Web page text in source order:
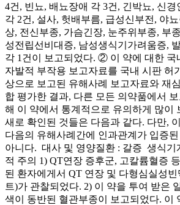
4건, 빈뇨, 배뇨장애 각 3건, 긴박뇨, 신경
각 2건, 설사, 헛배부름, 급성신부전, 야
상, 전신부종, 가슴긴장, 눈주위부종, 부
성전립선비대증, 남성생식기가려움증,
각 1건이 보고되었다. ② 이 약에 대한 국
자발적 부작용 보고자료를 국내 시판 허
상으로 보고된 유해사례 보고자료와 재
합 평가한 결과, 다른 모든 의약품에서 보
해 이 약에서 통계적으로 유의하게 많이
새로 확인된 것들은 다음과 같다. 다만,
다음의 유해사례간에 인과관계가 입증
아니다. ­ 대사 및 영양질환 : 갈증 ­ 생식기
적 주의 1) QT연장 증후군, 고칼륨혈증
된 환자에게서 QT 연장 및 다형심실성
트)가 관찰되었다. 2) 이 약을 투여 받은
색이 동반된 혈관부종이 보고되었다. 이